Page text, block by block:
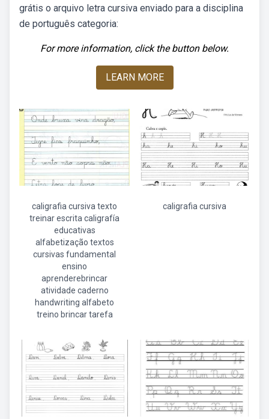
grátis o arquivo letra cursiva enviado para a disciplina
de português categoria:
For more information, click the button below.
LEARN MORE
caligrafia cursiva texto
treinar escrita caligrafía
educativas
alfabetização textos
cursivas fundamental
ensino
aprenderebrincar
atividade caderno
handwriting alfabeto
treino brincar tarefa
caligrafia cursiva